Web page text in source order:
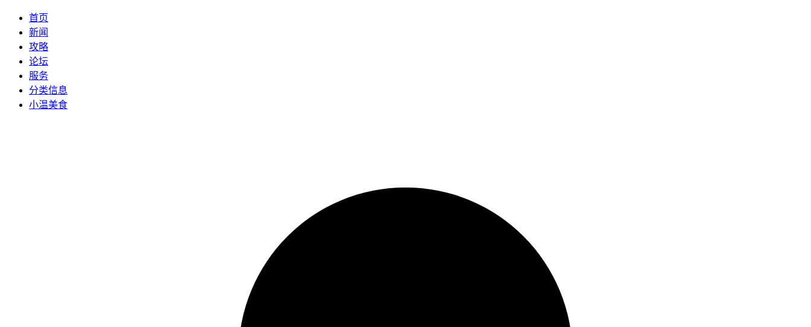
首页
新闻
攻略
论坛
服务
分类信息
小温美食